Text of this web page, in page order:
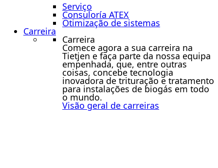
Serviço
Consuloría ATEX
Otimização de sistemas
Carreira
Carreira
Comece agora a sua carreira na
Tietjen e faça parte da nossa equipa
empenhada, que, entre outras
coisas, concebe tecnologia
inovadora de trituração e tratamento
para instalações de biogás em todo
o mundo.
Visão geral de carreiras